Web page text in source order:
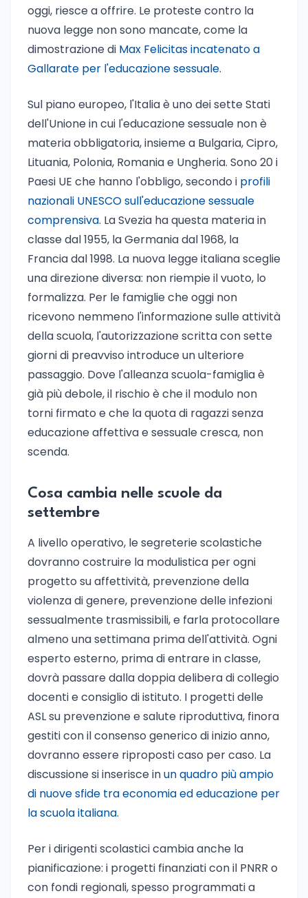
oggi, riesce a offrire. Le proteste contro la
nuova legge non sono mancate, come la
dimostrazione di Max Felicitas incatenato a
Gallarate per l'educazione sessuale.
Sul piano europeo, l'Italia è uno dei sette Stati
dell'Unione in cui l'educazione sessuale non è
materia obbligatoria, insieme a Bulgaria, Cipro,
Lituania, Polonia, Romania e Ungheria. Sono 20 i
Paesi UE che hanno l'obbligo, secondo i profili
nazionali UNESCO sull'educazione sessuale
comprensiva. La Svezia ha questa materia in
classe dal 1955, la Germania dal 1968, la
Francia dal 1998. La nuova legge italiana sceglie
una direzione diversa: non riempie il vuoto, lo
formalizza. Per le famiglie che oggi non
ricevono nemmeno l'informazione sulle attività
della scuola, l'autorizzazione scritta con sette
giorni di preavviso introduce un ulteriore
passaggio. Dove l'alleanza scuola-famiglia è
già più debole, il rischio è che il modulo non
torni firmato e che la quota di ragazzi senza
educazione affettiva e sessuale cresca, non
scenda.
Cosa cambia nelle scuole da
settembre
A livello operativo, le segreterie scolastiche
dovranno costruire la modulistica per ogni
progetto su affettività, prevenzione della
violenza di genere, prevenzione delle infezioni
sessualmente trasmissibili, e farla protocollare
almeno una settimana prima dell'attività. Ogni
esperto esterno, prima di entrare in classe,
dovrà passare dalla doppia delibera di collegio
docenti e consiglio di istituto. I progetti delle
ASL su prevenzione e salute riproduttiva, finora
gestiti con il consenso generico di inizio anno,
dovranno essere riproposti caso per caso. La
discussione si inserisce inun quadro più ampio
di nuove sfide tra economia ed educazione per
la scuola italiana.
Per i dirigenti scolastici cambia anche la
pianificazione: i progetti finanziati con il PNRR o
con fondi regionali, spesso programmati a